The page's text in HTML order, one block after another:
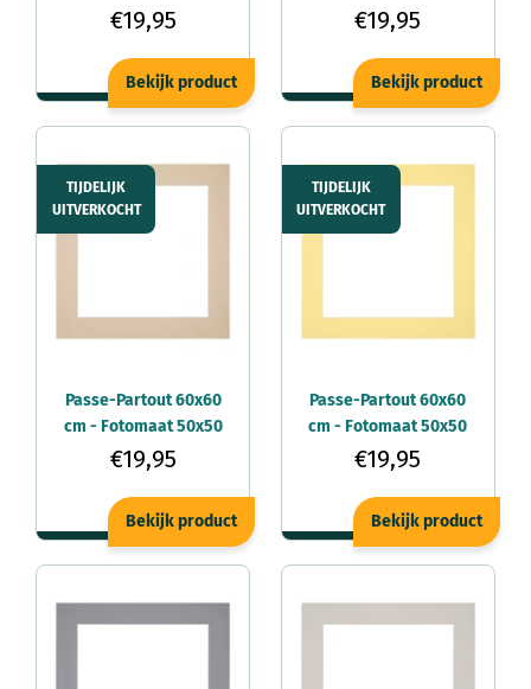
cm - Grijs Graniet -
€19,95
Bekijk product
cm - Grijs - Voor
€19,95
Bekijk product
TIJDELIJK
UITVERKOCHT
Passe-Partout 60x60
cm - Fotomaat 50x50
cm - Beige - Voor
€19,95
Bekijk product
TIJDELIJK
UITVERKOCHT
Passe-Partout 60x60
cm - Fotomaat 50x50
cm - Geel - Voor
€19,95
Bekijk product